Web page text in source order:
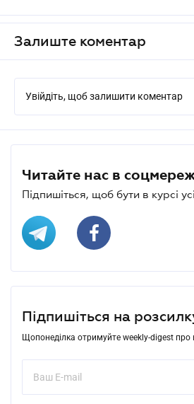
Залиште коментар
Увійдіть, щоб залишити коментар
Читайте нас в
Підпишіться, щоб бути в курсі
Підпишіться на
Щопонеділка отримуйте weekly-digest про